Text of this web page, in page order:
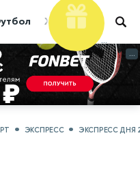
Хоккей Теннис
Фрибет
10 000 ₽
...
...
ЭКСПРЕСС ЭКСПРЕСС ДНЯ